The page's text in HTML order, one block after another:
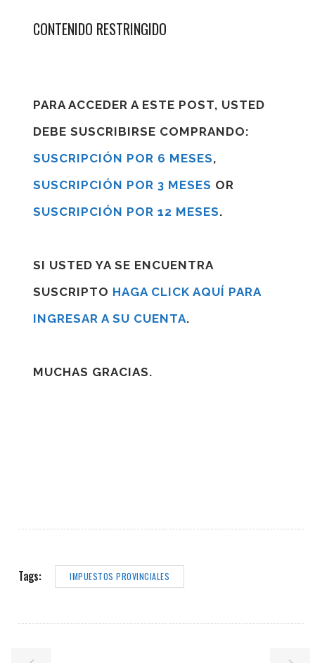
CONTENIDO RESTRINGIDO
PARA ACCEDER A ESTE POST, USTED
DEBE SUSCRIBIRSE COMPRANDO:
SUSCRIPCIÓN POR 6 MESES,
SUSCRIPCIÓN POR 3 MESES OR
SUSCRIPCIÓN POR 12 MESES.
SI USTED YA SE ENCUENTRA
SUSCRIPTO HAGA CLICK AQUÍ PARA
INGRESAR A SU CUENTA.
MUCHAS GRACIAS.
Tags: IMPUESTOS PROVINCIALES